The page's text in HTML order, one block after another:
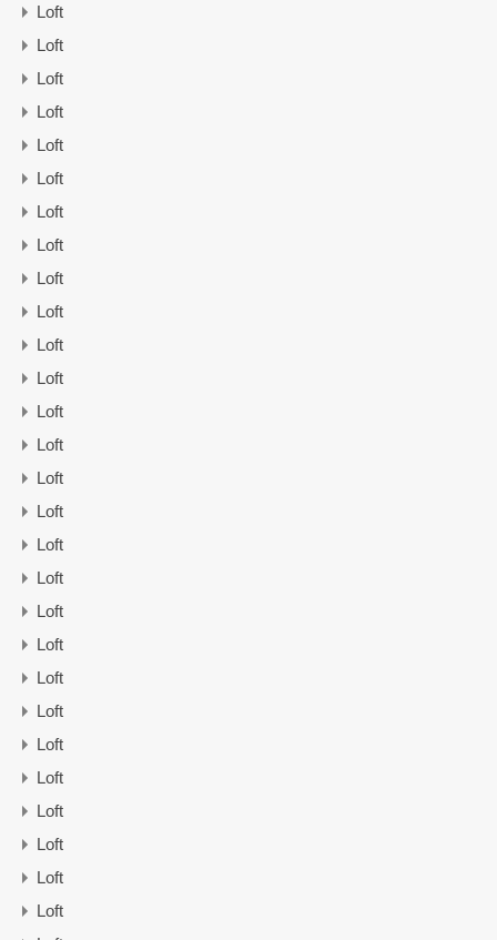
Loft
Loft
Loft
Loft
Loft
Loft
Loft
Loft
Loft
Loft
Loft
Loft
Loft
Loft
Loft
Loft
Loft
Loft
Loft
Loft
Loft
Loft
Loft
Loft
Loft
Loft
Loft
Loft